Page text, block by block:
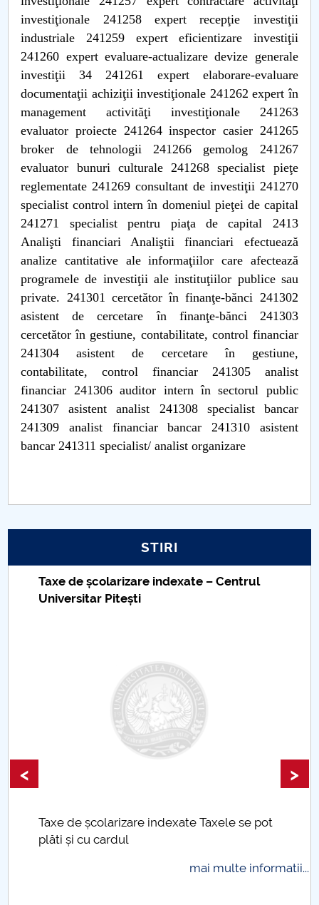
investiţionale 241258 expert recepţie investiţii
industriale 241259 expert eficientizare investiţii
241260 expert evaluare-actualizare devize generale
investiţii 34 241261 expert elaborare-evaluare
documentaţii achiziţii investiţionale 241262 expert în
management activităţi investiţionale 241263
evaluator proiecte 241264 inspector casier 241265
broker de tehnologii 241266 gemolog 241267
evaluator bunuri culturale 241268 specialist pieţe
reglementate 241269 consultant de investiţii 241270
specialist control intern în domeniul pieţei de capital
241271 specialist pentru piaţa de capital 2413
Analişti financiari Analiştii financiari efectuează
analize cantitative ale informaţiilor care afectează
programele de investiţii ale instituţiilor publice sau
private. 241301 cercetător în finanţe-bănci 241302
asistent de cercetare în finanţe-bănci 241303
cercetător în gestiune, contabilitate, control financiar
241304 asistent de cercetare în gestiune,
contabilitate, control financiar 241305 analist
financiar 241306 auditor intern în sectorul public
241307 asistent analist 241308 specialist bancar
241309 analist financiar bancar 241310 asistent
bancar 241311 specialist/ analist organizare
STIRI
Taxe de școlarizare indexate – Centrul
Universitar Pitești
Taxe de școlarizare indexate Taxele se pot
plăti și cu cardul
mai multe informatii...
< >